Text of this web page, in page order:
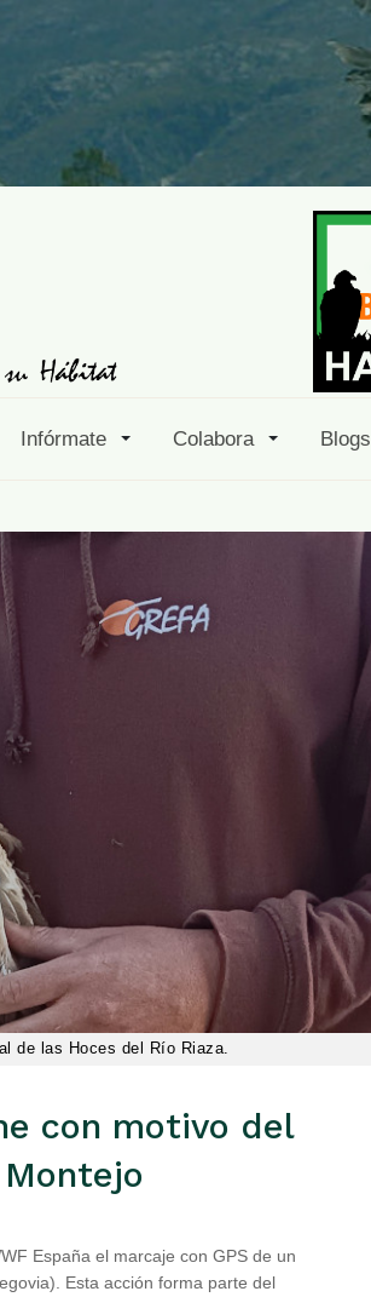
Infórmate Colabora Blogs
de las Hoces del Río Riaza.
con motivo del
España el marcaje con GPS de un
Esta acción forma parte del